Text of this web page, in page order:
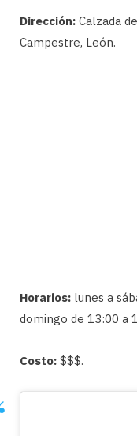
Dirección: Calzada
Campestre, León.
Horarios: lunes a
domingo de 13:00 a
Costo: $$$.